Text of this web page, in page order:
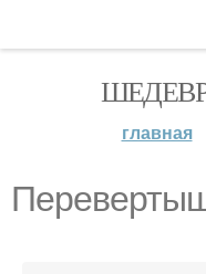
главная